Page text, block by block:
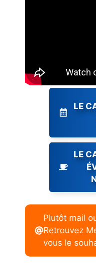
LE
LE
Plutôt mail
Retrouvez
vous le